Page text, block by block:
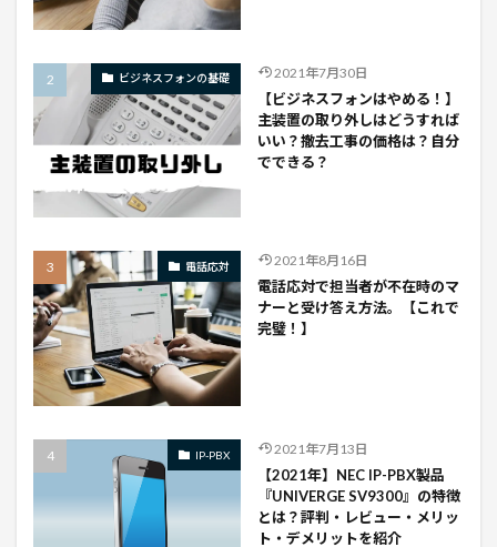
ビジネスフォンの基礎 2021年7月30日
【ビジネスフォンはやめる！】
主装置の取り外しはどうすれば
いい？撤去工事の価格は？自分
でできる？
電話応対 2021年8月16日
電話応対で担当者が不在時のマ
ナーと受け答え方法。【これで
完璧！】
IP-PBX 2021年7月13日
【2021年】NEC IP-PBX製品
『UNIVERGE SV9300』の特徴
とは？評判・レビュー・メリッ
ト・デメリットを紹介